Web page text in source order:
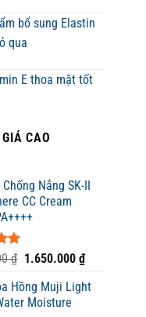
bổ sung Elastin
qua
E thoa mặt tốt
CAO
Nắng SK-II
CC Cream
₫ Giá
là:
2.100.000 ₫.
1.650.000 ₫Giá
tại
Hồng Muji Light
Moisture